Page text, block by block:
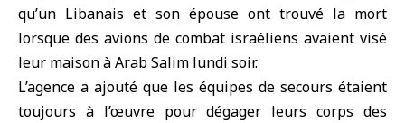
qu’un Libanais et son épouse ont trouvé la mort
lorsque des avions de combat israéliens avaient visé
leur maison à Arab Salim lundi soir.
L’agence a ajouté que les équipes de secours étaient
toujours à l’œuvre pour dégager leurs corps des